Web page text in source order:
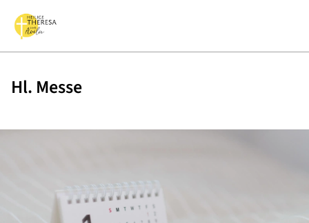
Hl. Messe